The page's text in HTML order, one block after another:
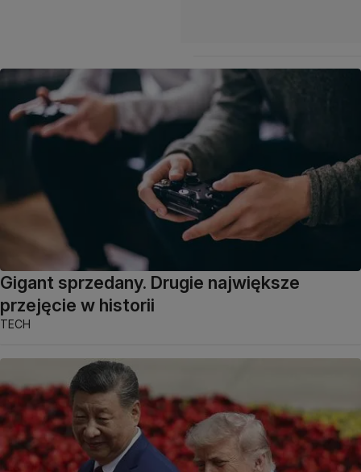
Gigant sprzedany. Drugie największe
przejęcie w historii
TECH